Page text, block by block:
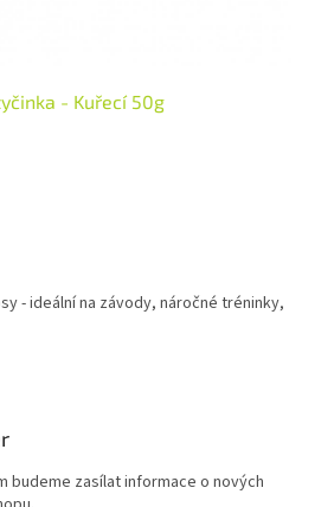
- Kuřecí 50g
- ideální na závody, náročné tréninky,
budeme zasílat informace o nových